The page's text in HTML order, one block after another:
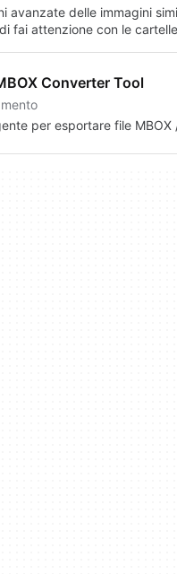
avanzate delle immagini
fai attenzione con le
Converter Tool
per esportare file